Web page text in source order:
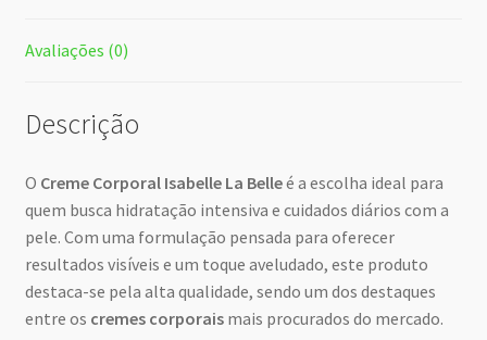
Avaliações (0)
Descrição
O Creme Corporal Isabelle La Belleé a escolha ideal para
quem busca hidratação intensiva e cuidados diários com a
pele. Com uma formulação pensada para oferecer
resultados visíveis e um toque aveludado, este produto
destaca-se pela alta qualidade, sendo um dos destaques
entre os cremes corporaismais procurados do mercado.